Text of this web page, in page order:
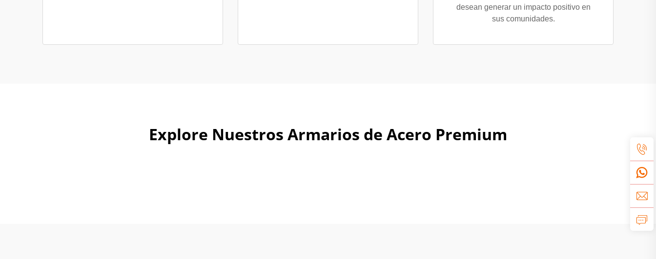
desean generar un impacto positivo en
sus comunidades.
Explore Nuestros Armarios de Acero Premium